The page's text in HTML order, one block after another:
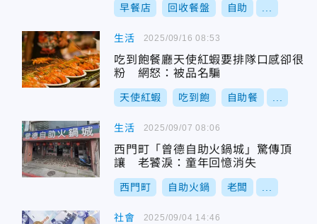
早餐店 回收餐盤 自助
生活
吃到飽餐廳天使紅蝦要排隊口感卻很
粉 網怒：被品名騙
天使紅蝦 吃到飽 自助餐
2025/09/16 08:53
生活
西門町「曾德自助火鍋城」驚傳頂
讓 老饕淚：童年回憶消失
西門町 自助火鍋 老闆
2025/09/07 08:06
社會 2025/09/04 14:46